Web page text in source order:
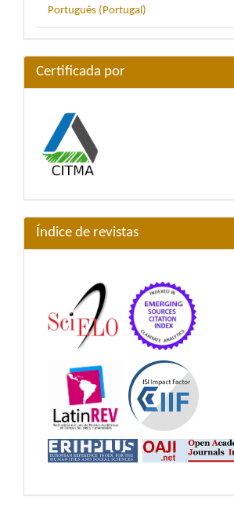
Português (Portugal)
Certificada por
Índice de revistas